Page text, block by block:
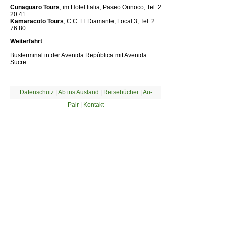
Cunaguaro Tours , im Hotel Italia, Paseo Orinoco, Tel. 2
20 41.
Kamaracoto Tours , C.C. El Diamante, Local 3, Tel. 2
76 80
Weiterfahrt
Busterminal in der Avenida República mit Avenida
Sucre.
Datenschutz| Ab ins Ausland | Reisebücher| Au-
Pair | Kontakt